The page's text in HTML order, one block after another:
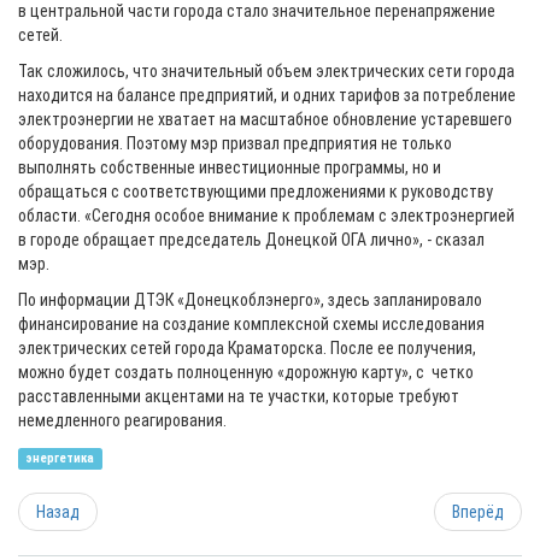
в центральной части города стало значительное перенапряжение
сетей.
Так сложилось, что значительный объем электрических сети города
находится на балансе предприятий, и одних тарифов за потребление
электроэнергии не хватает на масштабное обновление устаревшего
оборудования. Поэтому мэр призвал предприятия не только
выполнять собственные инвестиционные программы, но и
обращаться с соответствующими предложениями к руководству
области. «Сегодня особое внимание к проблемам с электроэнергией
в городе обращает председатель Донецкой ОГА лично», - сказал
мэр.
По информации ДТЭК «Донецкоблэнерго», здесь запланировало
финансирование на создание комплексной схемы исследования
электрических сетей города Краматорска. После ее получения,
можно будет создать полноценную «дорожную карту», с четко
расставленными акцентами на те участки, которые требуют
немедленного реагирования.
энергетика
Назад Вперёд